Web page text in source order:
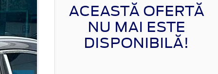
ACEASTĂ OFERTĂ
NU MAI ESTE
DISPONIBILĂ!